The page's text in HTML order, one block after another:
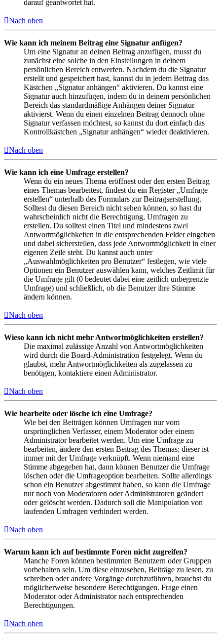
darauf geantwortet hat.
Nach oben
Wie kann ich meinem Beitrag eine Signatur anfügen?
Um eine Signatur an deinen Beitrag anzufügen, musst du
zunächst eine solche in den Einstellungen in deinem
persönlichen Bereich entwerfen. Nachdem du die Signatur
erstellt und gespeichert hast, kannst du in jedem Beitrag das
Kästchen „Signatur anhängen“ aktivieren. Du kannst eine
Signatur auch hinzufügen, indem du in deinem persönlichen
Bereich das standardmäßige Anhängen deiner Signatur
aktivierst. Wenn du einen einzelnen Beitrag dennoch ohne
Signatur verfassen möchtest, so kannst du dort einfach das
Kontrollkästchen „Signatur anhängen“ wieder deaktivieren.
Nach oben
Wie kann ich eine Umfrage erstellen?
Wenn du ein neues Thema eröffnest oder den ersten Beitrag
eines Themas bearbeitest, findest du ein Register „Umfrage
erstellen“ unterhalb des Formulars zur Beitragserstellung.
Solltest du diesen Bereich nicht sehen können, so hast du
wahrscheinlich nicht die Berechtigung, Umfragen zu
erstellen. Du solltest einen Titel und mindestens zwei
Antwortmöglichkeiten in die entsprechenden Felder eingeben
und dabei sicherstellen, dass jede Antwortmöglichkeit in einer
eigenen Zeile steht. Du kannst auch unter
„Auswahlmöglichkeiten pro Benutzer“ festlegen, wie viele
Optionen ein Benutzer auswählen kann, welches Zeitlimit für
die Umfrage gilt (0 bedeutet dabei eine zeitlich unbegrenzte
Umfrage) und schließlich, ob die Benutzer ihre Stimme
ändern können.
Nach oben
Wieso kann ich nicht mehr Antwortmöglichkeiten erstellen?
Die maximal zulässige Anzahl von Antwortmöglichkeiten
wird durch die Board-Administration festgelegt. Wenn du
glaubst, mehr Antwortmöglichkeiten als zugelassen zu
benötigen, kontaktiere einen Administrator.
Nach oben
Wie bearbeite oder lösche ich eine Umfrage?
Wie bei den Beiträgen können Umfragen nur vom
ursprünglichen Verfasser, einem Moderator oder einem
Administrator bearbeitet werden. Um eine Umfrage zu
bearbeiten, ändere den ersten Beitrag des Themas; dieser ist
immer mit der Umfrage verknüpft. Wenn niemand eine
Stimme abgegeben hat, dann können Benutzer die Umfrage
löschen oder die Umfrageoption bearbeiten. Sollte allerdings
schon ein Benutzer abgestimmt haben, so kann die Umfrage
nur noch von Moderatoren oder Administratoren geändert
oder gelöscht werden. Dadurch soll die Manipulation von
laufenden Umfragen verhindert werden.
Nach oben
Warum kann ich auf bestimmte Foren nicht zugreifen?
Manche Foren können bestimmten Benutzern oder Gruppen
vorbehalten sein. Um diese einzusehen, Beiträge zu lesen, zu
schreiben oder andere Vorgänge durchzuführen, brauchst du
möglicherweise besondere Berechtigungen. Frage einen
Moderator oder Administrator nach entsprechenden
Berechtigungen.
Nach oben